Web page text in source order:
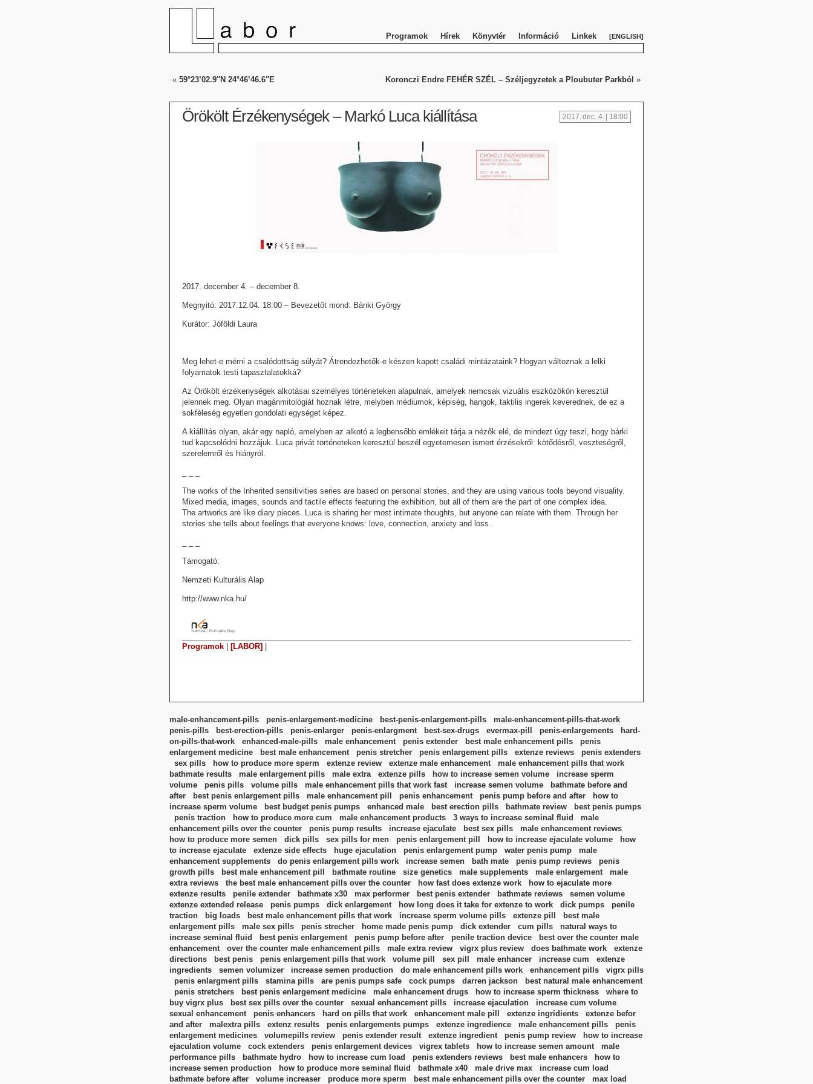
Programok Hírek Könyvtér Információ Linkek ENGLISH
« 59°23’02.9″N 24°46’46.6″E Koronczi Endre FEHÉR SZÉL – Széljegyzetek a Ploubuter Parkból »
Örökölt Érzékenységek – Markó Luca kiállítása 2017. dec. 4. | 18:00
2017. december 4. – december 8.
Megnyitó: 2017.12.04. 18:00 – Bevezetőt mond: Bánki György
Kurátor: Jóföldi Laura
Meg lehet-e mérni a csalódottság súlyát? Átrendezhetők-e készen kapott családi mintázataink? Hogyan változnak a lelki
folyamatok testi tapasztalatokká?
Az Örökölt érzékenységek alkotásai személyes történeteken alapulnak, amelyek nemcsak vizuális eszközökön keresztül
jelennek meg. Olyan magánmitológiát hoznak létre, melyben médiumok, képiség, hangok, taktilis ingerek keverednek, de ez a
sokféleség egyetlen gondolati egységet képez.
A kiállítás olyan, akár egy napló, amelyben az alkotó a legbensőbb emlékeit tárja a nézők elé, de mindezt úgy teszi, hogy bárki
tud kapcsolódni hozzájuk. Luca privát történeteken keresztül beszél egyetemesen ismert érzésekről: kötődésről, veszteségről,
szerelemről és hiányról.
The works of the Inherited sensitivities series are based on personal stories, and they are using various tools beyond visuality.
Mixed media, images, sounds and tactile effects featuring the exhibition, but all of them are the part of one complex idea.
The artworks are like diary pieces. Luca is sharing her most intimate thoughts, but anyone can relate with them. Through her
stories she tells about feelings that everyone knows: love, connection, anxiety and loss.
Támogató:
Nemzeti Kulturális Alap
http://www.nka.hu/
Programok [LABOR]
male-enhancement-pills penis-enlargement-medicine best-penis-enlargement-pills
male-enhancement-pills-that-work
penis-pills
best-erection-pills penis-enlarger penis-enlargment best-sex-drugs evermax-pill penis-enlargements
hard-
on-pills-that-work
enhanced-male-pills male enhancement penis extender best male enhancement pills
penis
enlargement medicine
best male enhancement penis stretcher penis enlargement pills extenze reviews
penis extenders
sex pills
how to produce more sperm extenze review extenze male enhancement
male enhancement pills that work
bathmate results
male enlargement pills male extra extenze pills how to increase semen volume
increase sperm
volume
penis pills volume pills male enhancement pills that work fast increase semen volume
bathmate before and
after
best penis enlargement pills male enhancement pill penis enhancement penis pump before and after
how to
increase sperm volume
best budget penis pumps enhanced male best erection pills bathmate review
best penis pumps
penis traction
how to produce more cum male enhancement products 3 ways to increase seminal fluid
male
enhancement pills over the counter
penis pump results increase ejaculate best sex pills
male enhancement reviews
how to produce more semen
dick pills sex pills for men penis enlargement pill how to increase ejaculate volume
how
to increase ejaculate
extenze side effects huge ejaculation penis enlargement pump water penis pump
male
enhancement supplements
do penis enlargement pills work increase semen bath mate penis pump reviews
penis
growth pills
best male enhancement pill bathmate routine size genetics male supplements male enlargement
male
extra reviews
the best male enhancement pills over the counter how fast does extenze work
how to ejaculate more
extenze results
penile extender bathmate x30 max performer best penis extender bathmate reviews
semen volume
extenze extended release
penis pumps dick enlargement how long does it take for extenze to work dick pumps
penile
traction
big loads best male enhancement pills that work increase sperm volume pills extenze pill
best male
enlargement pills
male sex pills penis strecher home made penis pump dick extender cum pills
natural ways to
increase seminal fluid
best penis enlargement penis pump before after penile traction device
best over the counter male
enhancement
over the counter male enhancement pills male extra review vigrx plus review does bathmate work
extenze
directions
best penis penis enlargement pills that work volume pill sex pill male enhancer increase cum
extenze
ingredients
semen volumizer increase semen production do male enhancement pills work enhancement pills
vigrx pills
penis enlargment pills
stamina pills are penis pumps safe cock pumps darren jackson
best natural male enhancement
penis stretchers
best penis enlargement medicine male enhancement drugs how to increase sperm thickness
where to
buy vigrx plus
best sex pills over the counter sexual enhancement pills increase ejaculation
increase cum volume
sexual enhancement
penis enhancers hard on pills that work enhancement male pill extenze ingridients
extenze befor
and after
malextra pills extenz results penis enlargements pumps extenze ingredience male enhancement pills
penis
enlargement medicines
volumepills review penis extender result extenze ingredient penis pump review
how to increase
ejaculation volume
cock extenders penis enlargement devices vigrex tablets how to increase semen amount
male
performance pills
bathmate hydro how to increase cum load penis extenders reviews best male enhancers
how to
increase semen production
how to produce more seminal fluid bathmate x40 male drive max
increase cum load
bathmate before after
volume increaser produce more sperm best male enhancement pills over the counter max load